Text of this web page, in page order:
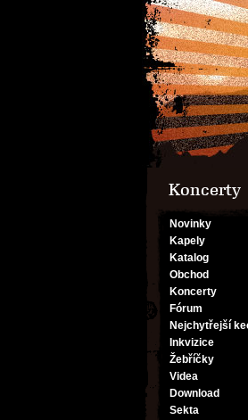
Koncerty
Novinky
Kapely
Katalog
Obchod
Koncerty
Fórum
Nejchytřejší
Inkvizice
Žebříčky
Videa
Download
Sekta